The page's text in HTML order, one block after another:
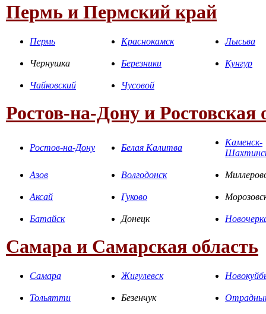
Пермь и Пермский край
Пермь Краснокамск Лысьва
Чернушка Березники Кунгур
Чайковский Чусовой
Ростов-на-Дону и Ростовская
Ростов-на-Дону Белая Калитва
Каменск-
Азов Волгодонск
Аксай Гуково
Батайск Донецк
Самара и Самарская область
Самара Жигулевск
Тольятти Безенчук